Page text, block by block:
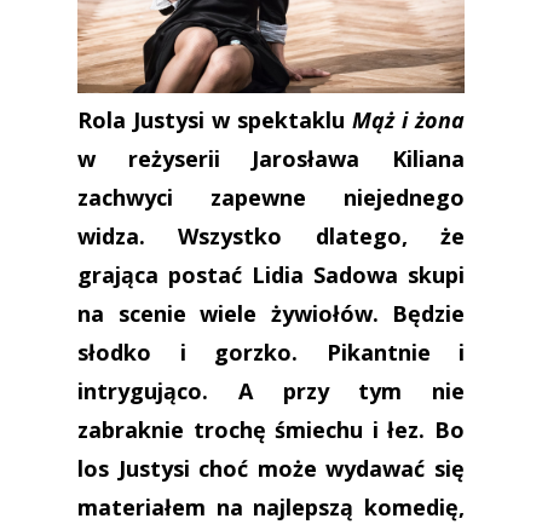
Rola Justysi w spektaklu Mąż i żona
w reżyserii Jarosława Kiliana
zachwyci zapewne niejednego
widza. Wszystko dlatego, że
grająca postać Lidia Sadowa skupi
na scenie wiele żywiołów. Będzie
słodko i gorzko. Pikantnie i
intrygująco. A przy tym nie
zabraknie trochę śmiechu i łez. Bo
los Justysi choć może wydawać się
materiałem na najlepszą komedię,